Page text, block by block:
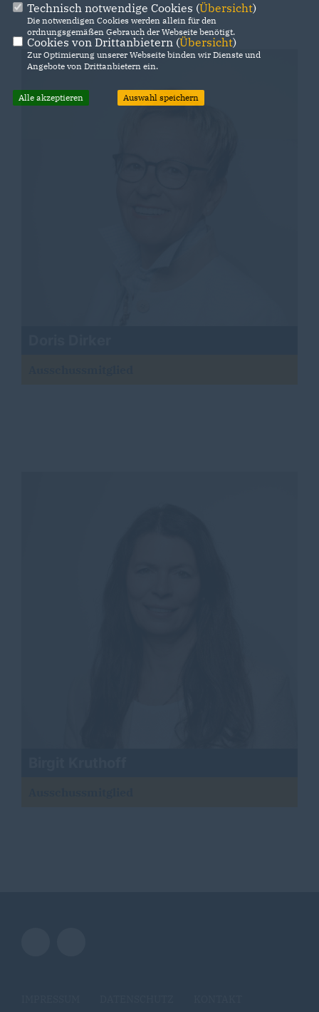
Technisch notwendige Cookies (Übersicht)
Die notwendigen Cookies werden allein für den
ordnungsgemäßen Gebrauch der Webseite benötigt.
Cookies von Drittanbietern (Übersicht)
Zur Optimierung unserer Webseite binden wir Dienste und
Angebote von Drittanbietern ein.
Alle akzeptieren Auswahl speichern